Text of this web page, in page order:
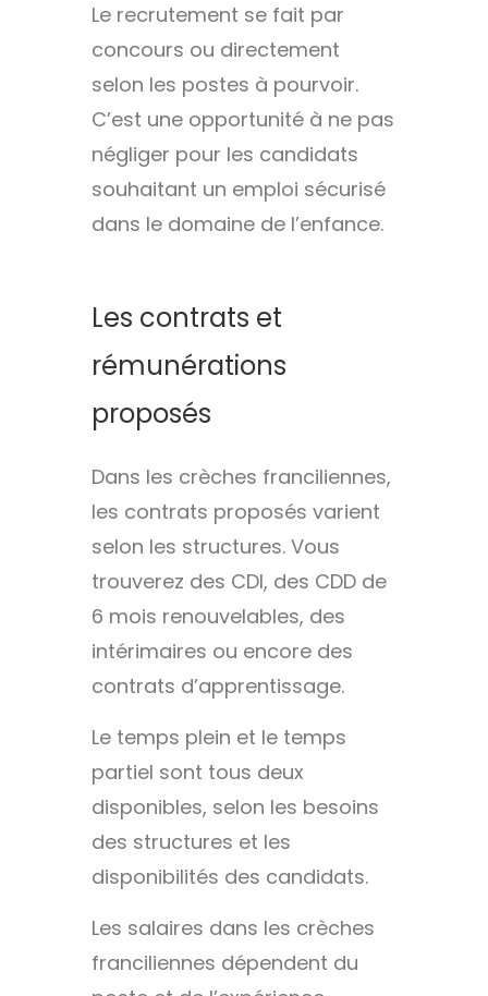
Le recrutement se fait par
concours ou directement
selon les postes à pourvoir.
C’est une opportunité à ne pas
négliger pour les candidats
souhaitant un emploi sécurisé
dans le domaine de l’enfance.
Les contrats et
rémunérations
proposés
Dans les crèches franciliennes,
les contrats proposés varient
selon les structures. Vous
trouverez des CDI, des CDD de
6 mois renouvelables, des
intérimaires ou encore des
contrats d’apprentissage.
Le temps plein et le temps
partiel sont tous deux
disponibles, selon les besoins
des structures et les
disponibilités des candidats.
Les salaires dans les crèches
franciliennes dépendent du